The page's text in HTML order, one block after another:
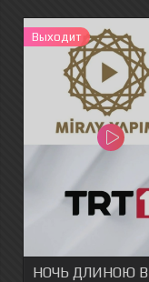
Выходит
НОЧЬ ДЛИНОЮ